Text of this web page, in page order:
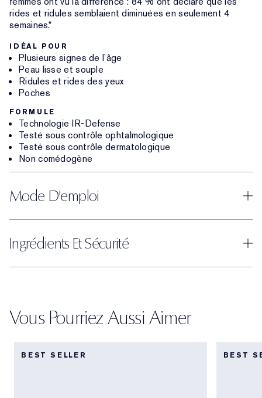
rides et ridules semblaient diminuées en seulement 4
semaines.*
IDÉAL POUR
Plusieurs signes de l’âge
Peau lisse et souple
Ridules et rides des yeux
Poches
FORMULE
Technologie IR-Defense
Testé sous contrôle ophtalmologique
Testé sous contrôle dermatologique
Non comédogène
Mode D'emploi
Ingrédients Et Sécurité
Vous Pourriez Aussi Aimer
BEST SELLER BEST